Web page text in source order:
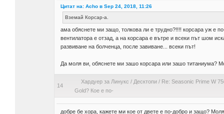
Цитат на: Acho в Sep 24, 2018, 11:26
Вземай Корсар-а.
ама обяснете ми защо, толкова ли е трудно?!!!! корсара уж е
вентилатора е отзад, а на корсара е вътре и всеки път шом
развиване на болченца, после завиване... всеки път!
Да моля ви, обяснете ми зашо корсара или зашо титаниума?
14
Хардуер за Линукс / Десктопи/ Re: Seasonic Prime W
Gold? Кое е по-
добре бе хора, кажете ми кое от двете е по-добро и защо?